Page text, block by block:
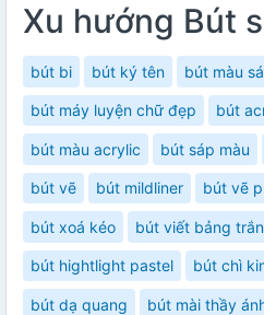
Xu hướng Bút
bút bi bút ký tên bút màu
bút máy luyện chữ đẹp bút
bút màu acrylic bút sáp màu
bút vẽ bút mildliner bút vẽ
bút xoá kéo bút viết bảng
bút hightlight pastel bút chì
bút dạ quang bút mài thầy